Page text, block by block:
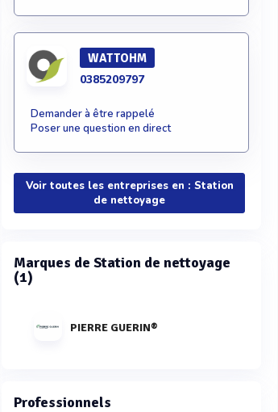
WATTOHM
0385209797
Demander à être rappelé
Poser une question en direct
Voir toutes les entreprises en : Station
de nettoyage
Marques de Station de nettoyage
(1)
PIERRE GUERIN®
Professionnels